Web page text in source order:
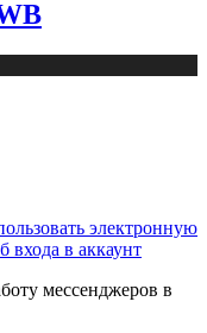
электронную
входа в аккаунт
мессенджеров в